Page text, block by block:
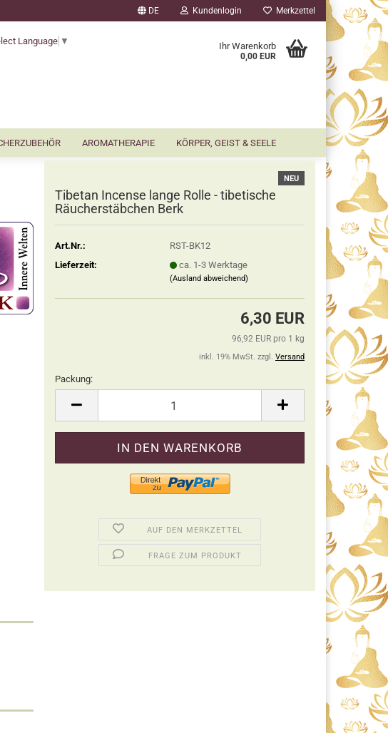
DE Kundenlogin Merkzettel
Language ▼ Ihr Warenkorb
0,00 EUR
AROMATHERAPIE KÖRPER, GEIST & SEELE
NEU
Tibetan Incense lange Rolle - tibetische
Räucherstäbchen Berk
Art.Nr.:
RST-BK12
Lieferzeit:
ca. 1-3 Werktage
(Ausland abweichend)
6,30 EUR
96,92 EUR pro 1 kg
inkl. 19% MwSt. zzgl. Versand
Packung:
Packung
AUF DEN MERKZETTEL
FRAGE ZUM PRODUKT